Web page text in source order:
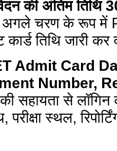
की अंतिम तिथि
चरण के रूप में
तिथि जारी कर
Admit Card
Number,
की सहायता से
परीक्षा स्थल,